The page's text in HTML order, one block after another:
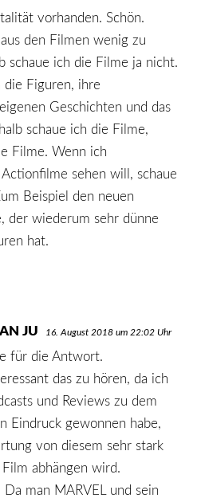
vorhanden. Schön.
den Filmen wenig zu
schaue ich die Filme ja nicht.
die Figuren, ihre
Geschichten und das
schaue ich die Filme,
Filme. Wenn ich
sehen will, schaue
Beispiel den neuen
der wiederum sehr dünne
hat.
JU SAGT:
16. August 2018 um 22:02 Uhr
für die Antwort.
das zu hören, da ich
und Reviews zu dem
Eindruck gewonnen habe,
von diesem sehr stark
abhängen wird.
Da man MARVEL und sein